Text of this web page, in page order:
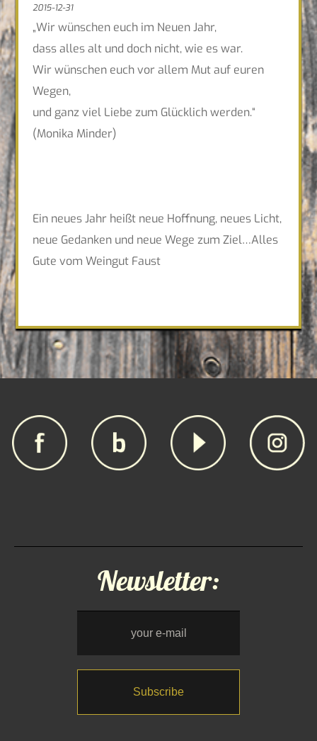
2015-12-31
„Wir wünschen euch im Neuen Jahr,
dass alles alt und doch nicht, wie es war.
Wir wünschen euch vor allem Mut auf euren
Wegen,
und ganz viel Liebe zum Glücklich werden.“
(Monika Minder)
Ein neues Jahr heißt neue Hoffnung, neues Licht,
neue Gedanken und neue Wege zum Ziel…Alles
Gute vom Weingut Faust
Newsletter: